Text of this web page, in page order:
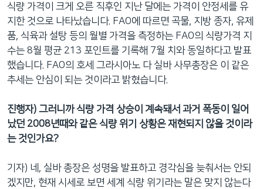
식량 가격이 크게 오른 직후인 지난 달에는 가격이 안정세를 유
지한 것으로 나타났습니다. FAO에 따르면 곡물, 지방 종자, 유제
품, 식육과 설탕 등의 월별 가격을 측정하는 FAO의 식량가격 지
수는 8월 평균 213 포인트를 기록해 7월 치와 동일하다고 발표
했습니다. FAO의 호세 그라시아노 다 실바 사무총장은 이 같은
추세는 안심이 되는 것이라고 밝혔습니다.
진행자) 그러니까 식량 가격 상승이 계속돼서 과거 폭동이 일어
났던 2008년때와 같은 식량 위기 상황은 재현되지 않을 것이라
는 것인가요?
기자) 네, 실바 총장은 성명을 발표하고 경각심을 늦춰서는 안되
겠지만, 현재 시세로 보면 세계 식량 위기라는 말은 맞지 않는다